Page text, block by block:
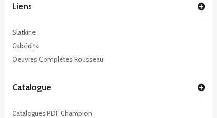
Liens
Slatkine
Cabédita
Oeuvres Complètes Rousseau
Catalogue
Catalogues PDF Champion